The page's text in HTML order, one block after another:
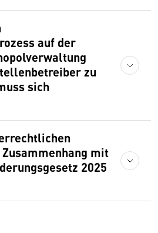
auf der
zu
sich
mit
2025